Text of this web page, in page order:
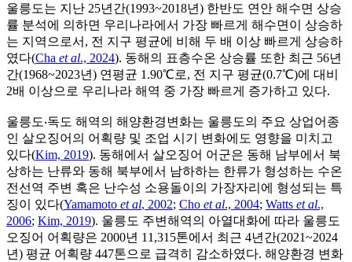
울릉도는 지난 25년간(1993~2018년) 한반도 연안 해수면 상승
률 분석에 의하면 우리나라에서 가장 빠르게 해수면이 상승하
는 지역으로서, 전 지구 평균에 비해 두 배 이상 빠르게 상승하
였다(Cha et al., 2024). 동해의 표층수온 상승률 또한 최근 56년
간(1968~2023년) 연평균 1.90℃로, 전 지구 평균(0.7℃)에 대비
2배 이상으로 우리나라 해역 중 가장 빠르게 증가하고 있다.
울릉도‧독도 해역의 해양환경변화는 울릉도의 주요 상업어종
인 살오징어의 어획량 및 조업 시기 변화에도 영향을 미치고
있다(Kim, 2019). 동해에서 살오징어 어군은 동해 남부에서 북
상하는 난류와 동해 북부에서 남하하는 한류가 형성하는 수온
전선역 주변 혹은 난수성 소용돌이의 가장자리에 형성되는 특
징이 있다(Yamamoto et al, 2002; Cho et al., 2004; Watts et al.,
2006; Kim, 2019). 울릉도 주변해역의 아열대화에 따라 울릉도
오징어 어획량은 2000년 11,315톤에서 최근 4년간(2021~2024
년) 평균 어획량 447톤으로 급격히 감소하였다. 해양환경 변화